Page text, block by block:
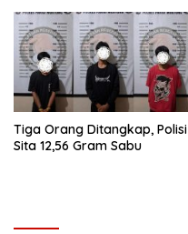
Tiga Orang Ditangkap, Polisi
Sita 12,56 Gram Sabu